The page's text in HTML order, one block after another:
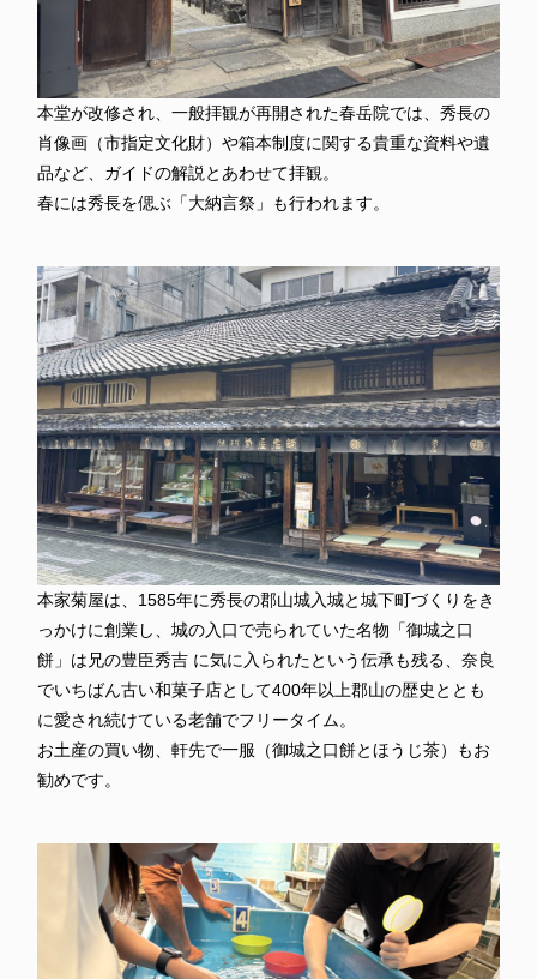
本堂が改修され、一般拝観が再開された春岳院では、秀長の
肖像画（市指定文化財）や箱本制度に関する貴重な資料や遺
品など、ガイドの解説とあわせて拝観。
春には秀長を偲ぶ「大納言祭」も行われます。
本家菊屋は、1585年に秀長の郡山城入城と城下町づくりをき
っかけに創業し、城の入口で売られていた名物「御城之口
餅」は兄の豊臣秀吉 に気に入られたという伝承も残る、奈良
でいちばん古い和菓子店として400年以上郡山の歴史ととも
に愛され続けている老舗でフリータイム。
お土産の買い物、軒先で一服（御城之口餅とほうじ茶）もお
勧めです。